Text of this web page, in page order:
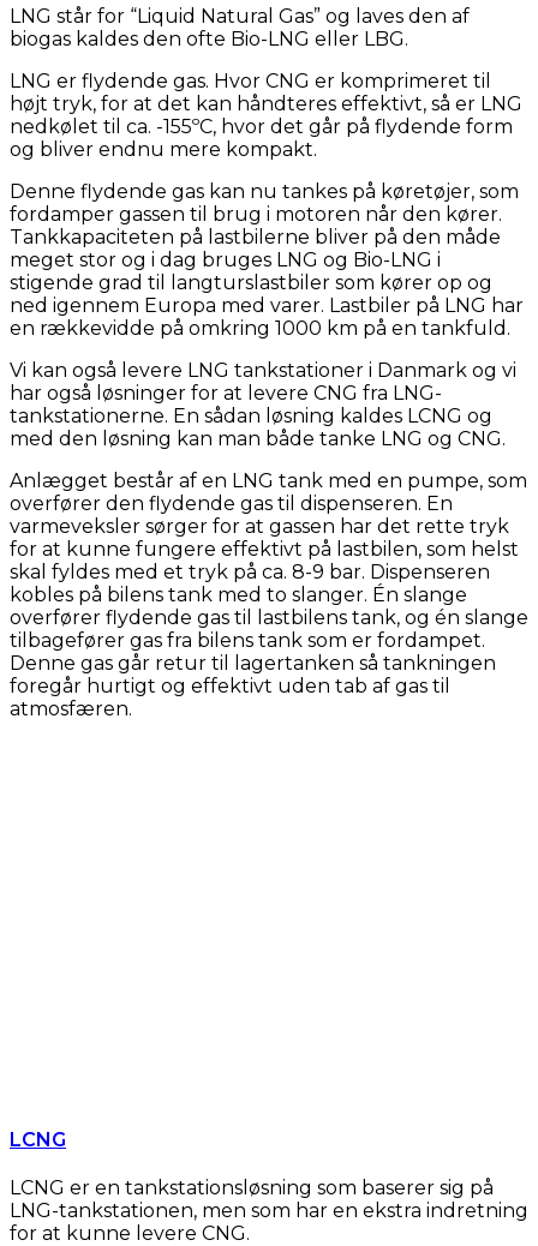
LNG står for “Liquid Natural Gas” og laves den af
biogas kaldes den ofte Bio-LNG eller LBG.
LNG er flydende gas. Hvor CNG er komprimeret til
højt tryk, for at det kan håndteres effektivt, så er LNG
nedkølet til ca. -155ºC, hvor det går på flydende form
og bliver endnu mere kompakt.
Denne flydende gas kan nu tankes på køretøjer, som
fordamper gassen til brug i motoren når den kører.
Tankkapaciteten på lastbilerne bliver på den måde
meget stor og i dag bruges LNG og Bio-LNG i
stigende grad til langturslastbiler som kører op og
ned igennem Europa med varer. Lastbiler på LNG har
en rækkevidde på omkring 1000 km på en tankfuld.
Vi kan også levere LNG tankstationer i Danmark og vi
har også løsninger for at levere CNG fra LNG-
tankstationerne. En sådan løsning kaldes LCNG og
med den løsning kan man både tanke LNG og CNG.
Anlægget består af en LNG tank med en pumpe, som
overfører den flydende gas til dispenseren. En
varmeveksler sørger for at gassen har det rette tryk
for at kunne fungere effektivt på lastbilen, som helst
skal fyldes med et tryk på ca. 8-9 bar. Dispenseren
kobles på bilens tank med to slanger. Én slange
overfører flydende gas til lastbilens tank, og én slange
tilbagefører gas fra bilens tank som er fordampet.
Denne gas går retur til lagertanken så tankningen
foregår hurtigt og effektivt uden tab af gas til
atmosfæren.
LCNG
LCNG er en tankstationsløsning som baserer sig på
LNG-tankstationen, men som har en ekstra indretning
for at kunne levere CNG.